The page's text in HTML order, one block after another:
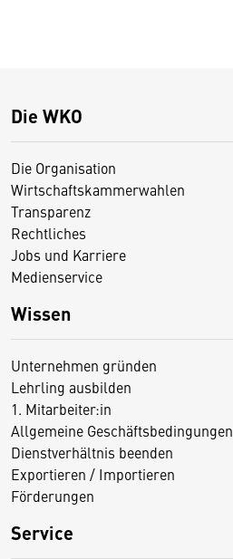
Die WKO
Die Organisation
Wirtschaftskammerwahlen
Transparenz
Rechtliches
Jobs und Karriere
Medienservice
Wissen
Unternehmen gründen
Lehrling ausbilden
1. Mitarbeiter:in
Allgemeine
Dienstverhältnis beenden
Exportieren / Importieren
Förderungen
Service